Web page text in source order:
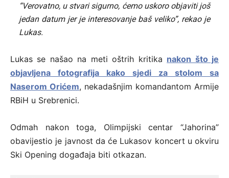
“Verovatno, u stvari sigurno, ćemo uskoro objaviti još
jedan datum jer je interesovanje baš veliko”, rekao je
Lukas.
Lukas se našao na meti oštrih kritika nakon što je
objavljena fotografija kako sjedi za stolom sa
Naserom Orićem, nekadašnjim komandantom Armije
RBiH u Srebrenici.
Odmah nakon toga, Olimpijski centar “Jahorina”
obavijestio je javnost da će Lukasov koncert u okviru
Ski Opening događaja biti otkazan.